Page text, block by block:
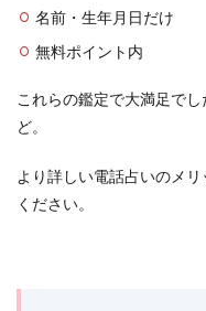
名前・生年月日だけ
無料ポイント内
これらの鑑定で大満足でし
ど。
より詳しい電話占いのメ
ください。